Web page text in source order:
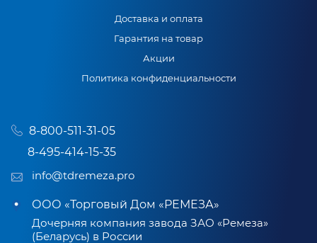
Доставка и оплата
Гарантия на товар
Акции
Политика конфиденциальности
8-800-511-31-05
8-495-414-15-35
info@tdremeza.pro
ООО «Торговый Дом «РЕМЕЗА»
Дочерняя компания завода ЗАО «Ремеза»
(Беларусь) в России